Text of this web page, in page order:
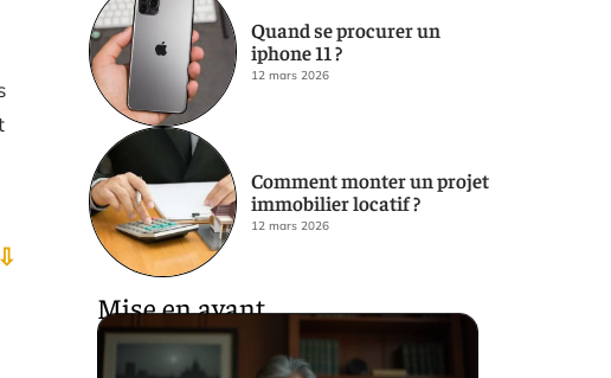
Quand se procurer un
iphone 11 ?
12 mars 2026
Comment monter un projet
immobilier locatif ?
12 mars 2026
Mise en avant